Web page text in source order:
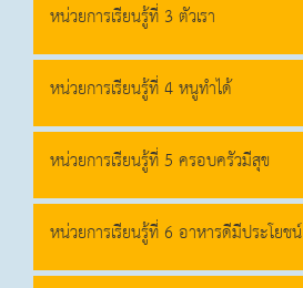
หน่วยการเรียนรู้ที่ 3 ตัวเรา
หน่วยการเรียนรู้ที่ 4 หนูทำได้
หน่วยการเรียนรู้ที่ 5 ครอบครัวมีสุข
หน่วยการเรียนรู้ที่ 6 อาหารดีมีประโยชน์